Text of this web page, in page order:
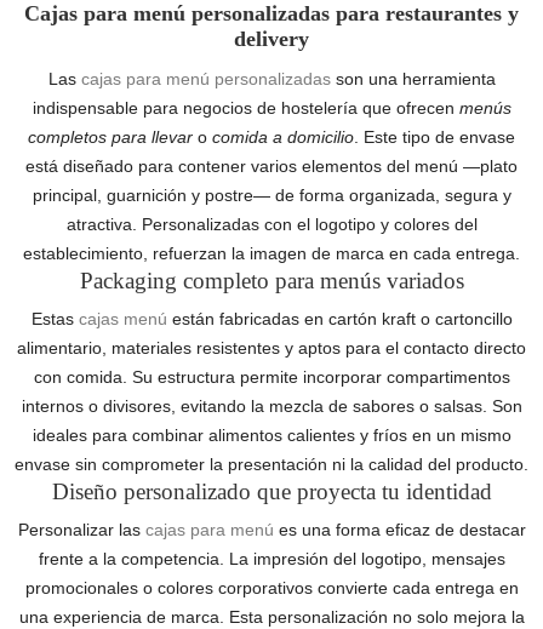
Cajas para menú personalizadas para restaurantes y
delivery
Las cajas para menú personalizadasson una herramienta
indispensable para negocios de hostelería que ofrecen menús
completos para llevar o comida a domicilio . Este tipo de envase
está diseñado para contener varios elementos del menú —plato
principal, guarnición y postre— de forma organizada, segura y
atractiva. Personalizadas con el logotipo y colores del
establecimiento, refuerzan la imagen de marca en cada entrega.
Packaging completo para menús variados
Estas cajas menú están fabricadas en cartón kraft o cartoncillo
alimentario, materiales resistentes y aptos para el contacto directo
con comida. Su estructura permite incorporar compartimentos
internos o divisores, evitando la mezcla de sabores o salsas. Son
ideales para combinar alimentos calientes y fríos en un mismo
envase sin comprometer la presentación ni la calidad del producto.
Diseño personalizado que proyecta tu identidad
Personalizar las cajas para menú es una forma eficaz de destacar
frente a la competencia. La impresión del logotipo, mensajes
promocionales o colores corporativos convierte cada entrega en
una experiencia de marca. Esta personalización no solo mejora la